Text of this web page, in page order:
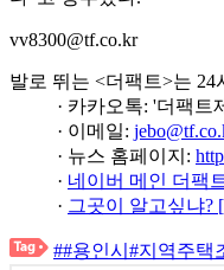
vv8300@tf.co.kr
발로 뛰는 <더팩트>는
· 카카오톡: '더팩트
· 이메일:
· 뉴스 홈페이지:
· 네이버 메인 더팩
· 그곳이 알고싶냐
##용인시#지역주택